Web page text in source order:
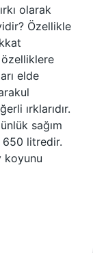
olarak
Özellikle
elde
ırklarıdır.
sağım
650 litredir.
koyunu